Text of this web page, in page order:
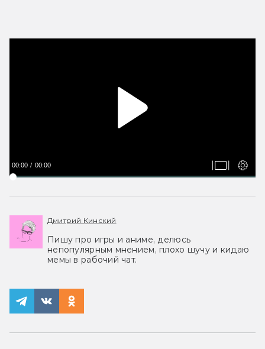
00:00 00:00
Дмитрий Кинский
Пишу про игры и аниме, делюсь
непопулярным мнением, плохо шучу и кидаю
мемы в рабочий чат.